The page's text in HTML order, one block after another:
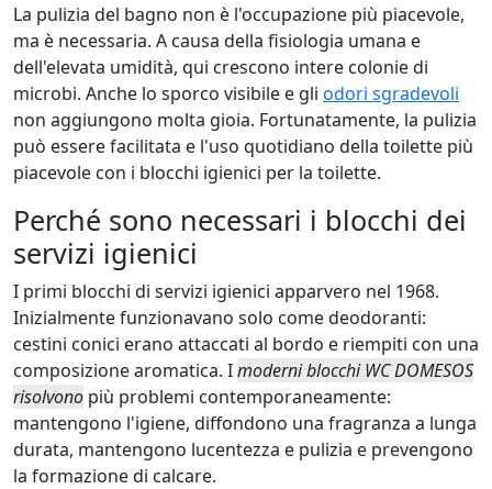
La pulizia del bagno non è l'occupazione più piacevole,
ma è necessaria. A causa della fisiologia umana e
dell'elevata umidità, qui crescono intere colonie di
microbi. Anche lo sporco visibile e gli odori sgradevoli
non aggiungono molta gioia. Fortunatamente, la pulizia
può essere facilitata e l'uso quotidiano della toilette più
piacevole con i blocchi igienici per la toilette.
Perché sono necessari i blocchi dei
servizi igienici
I primi blocchi di servizi igienici apparvero nel 1968.
Inizialmente funzionavano solo come deodoranti:
cestini conici erano attaccati al bordo e riempiti con una
composizione aromatica. Imoderni blocchi WC DOMESOS
risolvono più problemi contemporaneamente:
mantengono l'igiene, diffondono una fragranza a lunga
durata, mantengono lucentezza e pulizia e prevengono
la formazione di calcare.